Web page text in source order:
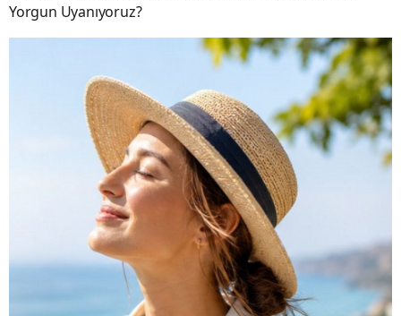
Yorgun Uyanıyoruz?